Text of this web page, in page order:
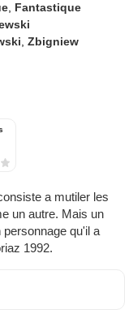
Fantastique
,Zbigniew
a mutiler les
un autre. Mais un
qu'il a
1992.